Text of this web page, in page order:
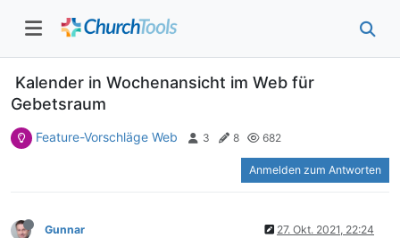
Kalender in Wochenansicht im Web für
Gebetsraum
Feature-Vorschläge Web 3 8 682
Anmelden zum Antworten
Gunnar 27. Okt. 2021, 22:24